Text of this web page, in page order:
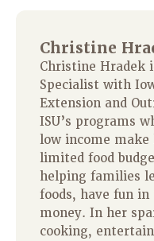
Christine
Christine Hradek
Specialist with
Extension and
ISU’s programs
low income
limited food
helping families
foods, have fun
money. In her
cooking,